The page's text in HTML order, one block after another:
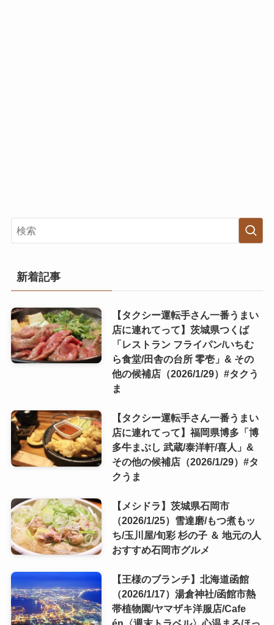
新着記事
【タクシー運転手さん一番うまい
店に連れてって】茨城県つくば
「レストラン フライパン/いちむ
ら食堂/田舎の台所 零壱」& その
他の候補店（2026/1/29）#タクう
ま
【タクシー運転手さん一番うまい
店に連れてって】福岡県博多「博
多牛まぶし 武蔵/泰洋軒/喜人」&
その他の候補店（2026/1/29）#タ
クうま
【メシドラ】茨城県石岡市
（2026/1/25）雪達磨/もつ煮もッ
ち/玉川屋/旬彩 杉の子 ＆ 地元の人
おすすめ石岡市グルメ
【王様のブランチ】北海道函館
（2026/1/17）湯倉神社/函館市熱
帯植物園/ヤマザキ洋服店/Cafe